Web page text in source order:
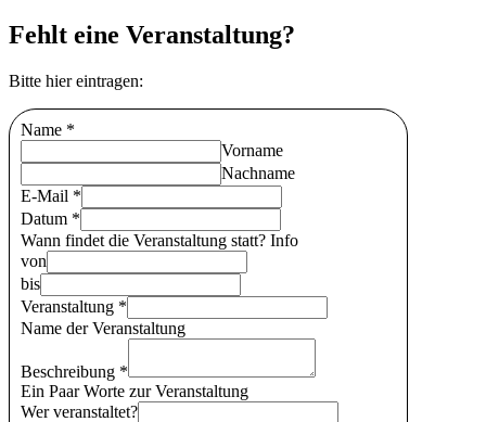
Fehlt eine Veranstaltung?
Bitte hier eintragen:
Name *
Vorname
Nachname
E-Mail *
Datum *
Wann findet die Veranstaltung statt? Info
von
bis
Veranstaltung *
Name der Veranstaltung
Beschreibung *
Ein Paar Worte zur Veranstaltung
Wer veranstaltet?